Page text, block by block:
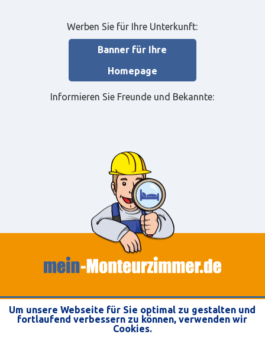
Werben Sie für Ihre Unterkunft:
Banner für Ihre
Homepage
Informieren Sie Freunde und Bekannte:
FAQ
TEILNAHMEBEDINGUNGEN
Um unsere Webseite für Sie optimal zu gestalten und
fortlaufend verbessern zu können, verwenden wir
Cookies.